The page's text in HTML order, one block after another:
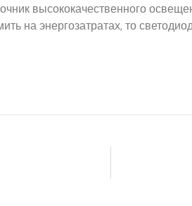
высококачественного
на энергозатратах, то